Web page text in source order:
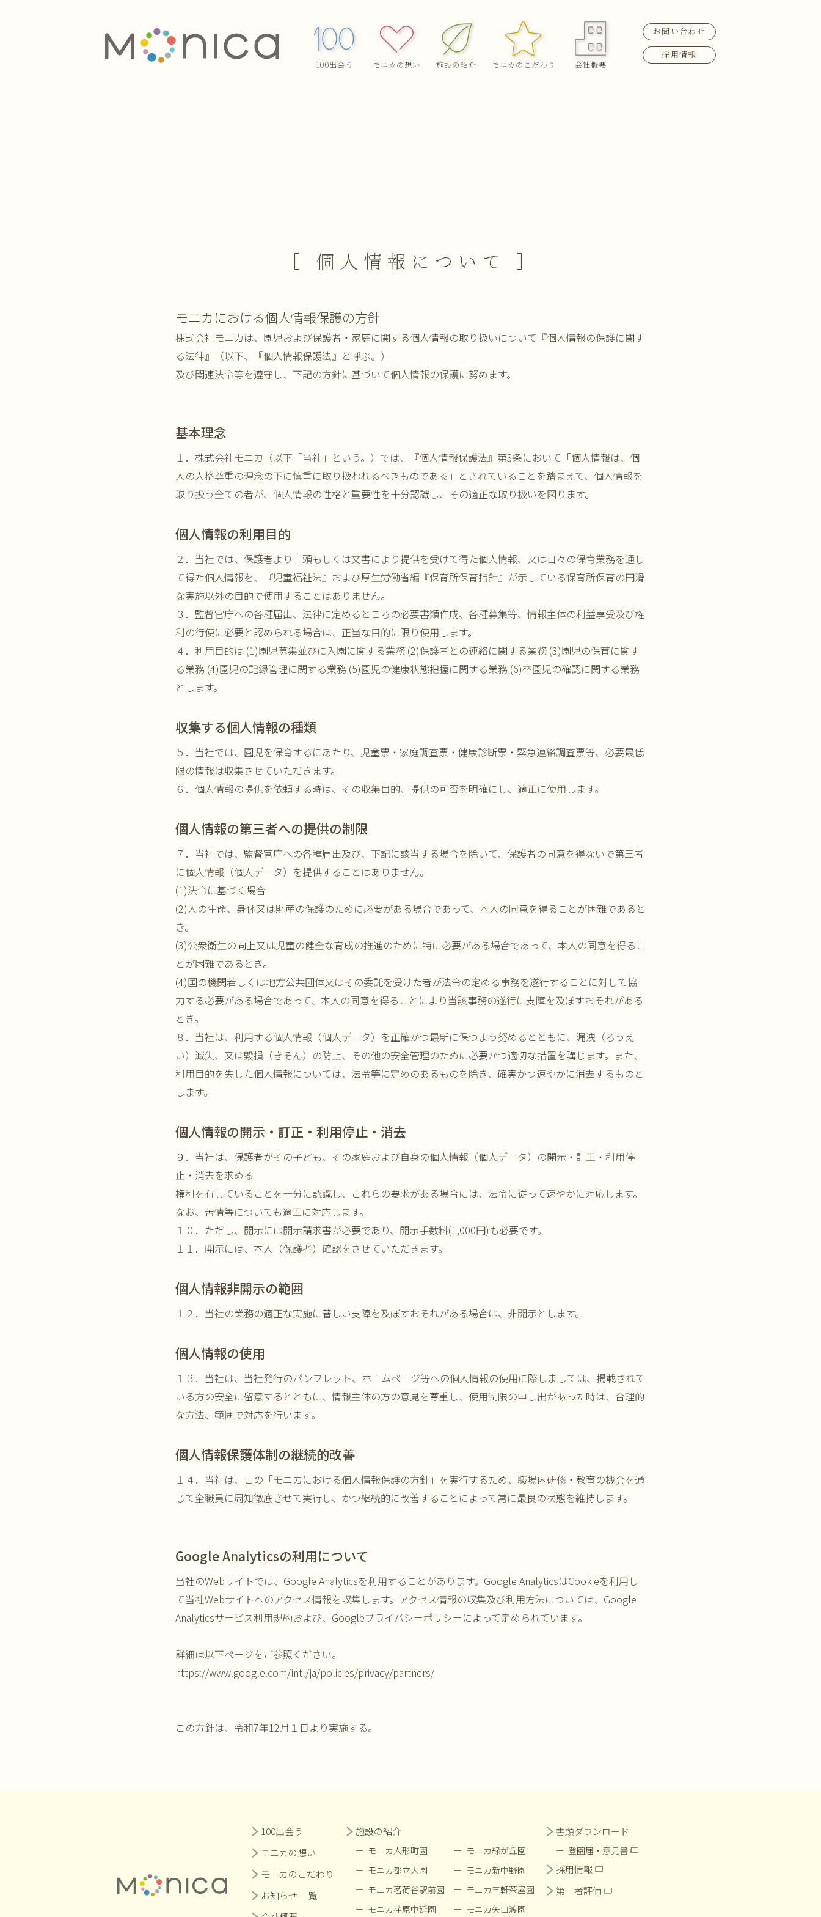
100出会う モニカの想い 施設の紹介 モニカのこだわり 会社概要
お問い合わせ
採用情報
［ 個人情報について ］
モニカにおける個人情報保護の方針
株式会社モニカは、園児および保護者・家庭に関する個人情報の取り扱いについて『個人情報の保護に関す
る法律』（以下、『個人情報保護法』と呼ぶ。）
及び関連法令等を遵守し、下記の方針に基づいて個人情報の保護に努めます。
基本理念
１．株式会社モニカ（以下「当社」という。）では、『個人情報保護法』第3条において「個人情報は、個
人の人格尊重の理念の下に慎重に取り扱われるべきものである」とされていることを踏まえて、個人情報を
取り扱う全ての者が、個人情報の性格と重要性を十分認識し、その適正な取り扱いを図ります。
個人情報の利用目的
２．当社では、保護者より口頭もしくは文書により提供を受けて得た個人情報、又は日々の保育業務を通し
て得た個人情報を、『児童福祉法』および厚生労働省編『保育所保育指針』が示している保育所保育の円滑
な実施以外の目的で使用することはありません。
３．監督官庁への各種届出、法律に定めるところの必要書類作成、各種募集等、情報主体の利益享受及び権
利の行使に必要と認められる場合は、正当な目的に限り使用します。
４．利用目的は (1)園児募集並びに入園に関する業務 (2)保護者との連絡に関する業務 (3)園児の保育に関す
る業務 (4)園児の記録管理に関する業務 (5)園児の健康状態把握に関する業務 (6)卒園児の確認に関する業務
とします。
収集する個人情報の種類
５．当社では、園児を保育するにあたり、児童票・家庭調査票・健康診断票・緊急連絡調査票等、必要最低
限の情報は収集させていただきます。
６．個人情報の提供を依頼する時は、その収集目的、提供の可否を明確にし、適正に使用します。
個人情報の第三者への提供の制限
７．当社では、監督官庁への各種届出及び、下記に該当する場合を除いて、保護者の同意を得ないで第三者
に個人情報（個人データ）を提供することはありません。
(1)法令に基づく場合
(2)人の生命、身体又は財産の保護のために必要がある場合であって、本人の同意を得ることが困難であると
き。
(3)公衆衛生の向上又は児童の健全な育成の推進のために特に必要がある場合であって、本人の同意を得るこ
とが困難であるとき。
(4)国の機関若しくは地方公共団体又はその委託を受けた者が法令の定める事務を遂行することに対して協
力する必要がある場合であって、本人の同意を得ることにより当該事務の遂行に支障を及ぼすおそれがある
とき。
８．当社は、利用する個人情報（個人データ）を正確かつ最新に保つよう努めるとともに、漏洩（ろうえ
い）滅失、又は毀損（きそん）の防止、その他の安全管理のために必要かつ適切な措置を講じます。また、
利用目的を失した個人情報については、法令等に定めのあるものを除き、確実かつ速やかに消去するものと
します。
個人情報の開示・訂正・利用停止・消去
９．当社は、保護者がその子ども、その家庭および自身の個人情報（個人データ）の開示・訂正・利用停
止・消去を求める
権利を有していることを十分に認識し、これらの要求がある場合には、法令に従って速やかに対応します。
なお、苦情等についても適正に対応します。
１０．ただし、開示には開示請求書が必要であり、開示手数料(1,000円)も必要です。
１１．開示には、本人（保護者）確認をさせていただきます。
個人情報非開示の範囲
１２．当社の業務の適正な実施に著しい支障を及ぼすおそれがある場合は、非開示とします。
個人情報の使用
１３．当社は、当社発行のパンフレット、ホームページ等への個人情報の使用に際しましては、掲載されて
いる方の安全に留意するとともに、情報主体の方の意見を尊重し、使用制限の申し出があった時は、合理的
な方法、範囲で対応を行います。
個人情報保護体制の継続的改善
１４．当社は、この「モニカにおける個人情報保護の方針」を実行するため、職場内研修・教育の機会を通
じて全職員に周知徹底させて実行し、かつ継続的に改善することによって常に最良の状態を維持します。
Google Analyticsの利用について
当社のWebサイトでは、Google Analyticsを利用することがあります。Google AnalyticsはCookieを利用し
て当社Webサイトへのアクセス情報を収集します。アクセス情報の収集及び利用方法については、 Google
Analyticsサービス利用規約および、 Googleプライバシーポリシーによって定められています。
詳細は以下ページをご参照ください。
https://www.google.com/intl/ja/policies/privacy/partners/
この方針は、令和7年12月１日より実施する。
100出会う
モニカの想い
モニカのこだわり
お知らせ 一覧
施設の紹介
モニカ人形町園
モニカ都立大園
モニカ茗荷谷駅前園
モニカ荏原中延園
モニカ緑が丘園
モニカ新中野園
モニカ三軒茶屋園
モニカ矢口渡園
書類ダウンロード
登園届・意見書
採用情報
第三者評価